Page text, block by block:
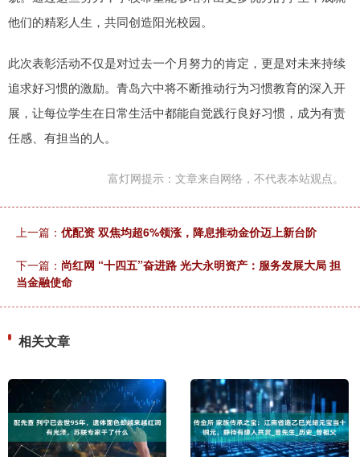
他们的精彩人生，共同创造阳光校园。
此次表彰活动不仅是对过去一个月努力的肯定，更是对未来持续
追求好习惯的激励。青岛六中将不断推动行为习惯教育的深入开
展，让每位学生在日常生活中都能自觉践行良好习惯，成为有责
任感、有担当的人。
富灯网提示：文章来自网络，不代表本站观点。
上一篇： 优配资 双焦均超6%领涨，降息推动金价迈上新台阶
下一篇： 尚红网 “十四五”奋进路 光大永明资产：服务发展大局 担
当金融使命
相关文章